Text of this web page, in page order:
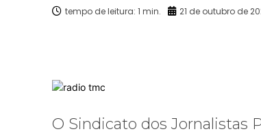
tempo de leitura: 1 min. 21 de outubro de
O Sindicato dos Jornalistas